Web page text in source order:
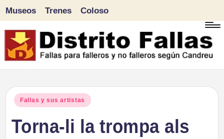
Saltar
al
Museos Trenes Coloso
Publicado
Fallas y sus artistas
Torna-li la trompa als